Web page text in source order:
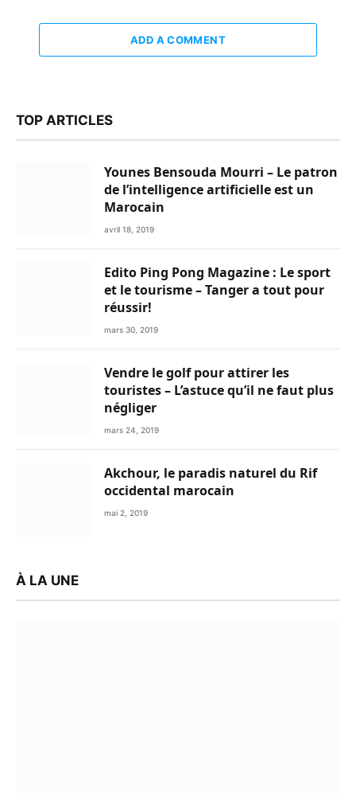
ADD A COMMENT
TOP ARTICLES
Younes Bensouda Mourri – Le patron
de l’intelligence artificielle est un
Marocain
avril 18, 2019
Edito Ping Pong Magazine : Le sport
et le tourisme – Tanger a tout pour
réussir!
mars 30, 2019
Vendre le golf pour attirer les
touristes – L’astuce qu’il ne faut plus
négliger
mars 24, 2019
Akchour, le paradis naturel du Rif
occidental marocain
mai 2, 2019
À LA UNE